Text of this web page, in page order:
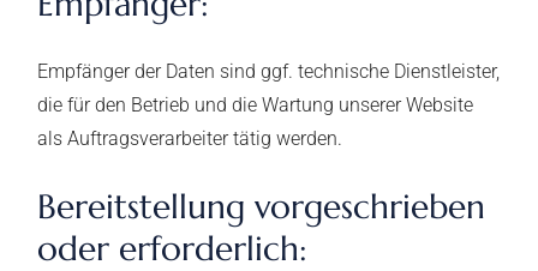
Empfänger der Daten sind ggf. technische Dienstleister,
die für den Betrieb und die Wartung unserer Website
als Auftragsverarbeiter tätig werden.
Bereitstellung vorgeschrieben
oder erforderlich: